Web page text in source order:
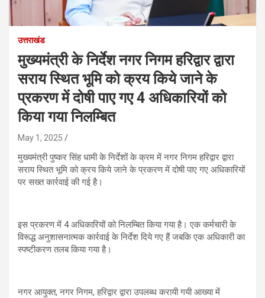
उत्तराखंड
मुख्यमंत्री के निर्देश नगर निगम हरिद्वार द्वारा
सराय स्थित भूमि को क्रय किये जाने के
प्रकरण में दोषी पाए गए 4 अधिकारियों को
किया गया निलम्बित
May 1, 2025
मुख्यमंत्री पुष्कर सिंह धामी के निर्देशों के क्रम में नगर निगम हरिद्वार द्वारा
सराय स्थित भूमि को क्रय किये जाने के प्रकरण में दोषी पाए गए अधिकारियों
पर सख्त कार्रवाई की गई है।
इस प्रकरण में 4 अधिकारियों को निलम्बित किया गया है। एक कर्मचारी के
विरूद्ध अनुशासनात्मक कार्रवाई के निर्देश दिये गए हैं जबकि एक अधिकारी का
स्पष्टीकरण तलब किया गया है।
नगर आयुक्त, नगर निगम, हरिद्वार द्वारा उपलब्ध करायी गयी आख्या में